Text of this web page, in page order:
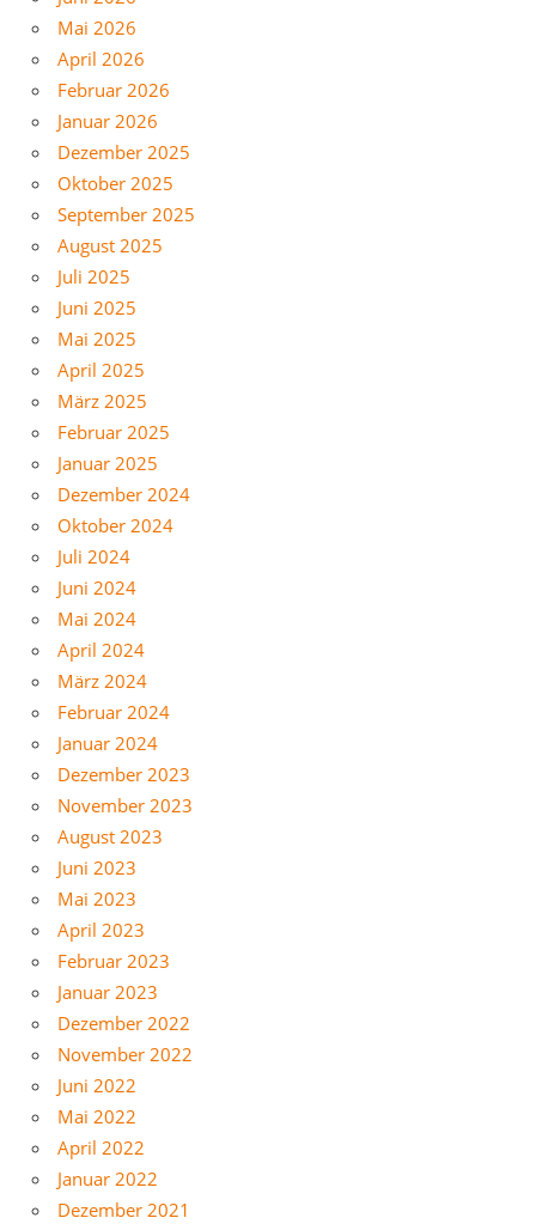
Mai 2026
April 2026
Februar 2026
Januar 2026
Dezember 2025
Oktober 2025
September 2025
August 2025
Juli 2025
Juni 2025
Mai 2025
April 2025
März 2025
Februar 2025
Januar 2025
Dezember 2024
Oktober 2024
Juli 2024
Juni 2024
Mai 2024
April 2024
März 2024
Februar 2024
Januar 2024
Dezember 2023
November 2023
August 2023
Juni 2023
Mai 2023
April 2023
Februar 2023
Januar 2023
Dezember 2022
November 2022
Juni 2022
Mai 2022
April 2022
Januar 2022
Dezember 2021